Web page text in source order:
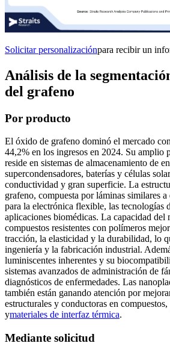
Solicitar personalizaciónpara recibir un
Análisis de la
del grafeno
Por producto
El óxido de grafeno dominó el mercado
44,2% en los ingresos en 2024. Su amplio
reside en sistemas de almacenamiento de
supercondensadores, baterías y células
conductividad y gran superficie. La
grafeno, compuesta por láminas similares a
para la electrónica flexible, las tecnologías
aplicaciones biomédicas. La capacidad del
compuestos resistentes con polímeros
tracción, la elasticidad y la durabilidad, lo
ingeniería y la fabricación industrial.
luminiscentes inherentes y su
sistemas avanzados de administración de
diagnósticos de enfermedades. Las
también están ganando atención por
estructurales y conductoras en
ymateriales de interfaz térmica.
Mediante solicitud